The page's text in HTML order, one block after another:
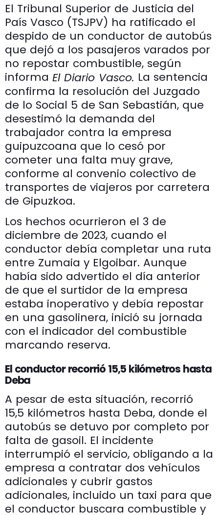
El Tribunal Superior de Justicia del
País Vasco (TSJPV) ha ratificado el
despido de un conductor de autobús
que dejó a los pasajeros varados por
no repostar combustible, según
informa El Diario Vasco. La sentencia
confirma la resolución del Juzgado
de lo Social 5 de San Sebastián, que
desestimó la demanda del
trabajador contra la empresa
guipuzcoana que lo cesó por
cometer una falta muy grave,
conforme al convenio colectivo de
transportes de viajeros por carretera
de Gipuzkoa.
Los hechos ocurrieron el 3 de
diciembre de 2023, cuando el
conductor debía completar una ruta
entre Zumaia y Elgoibar. Aunque
había sido advertido el día anterior
de que el surtidor de la empresa
estaba inoperativo y debía repostar
en una gasolinera, inició su jornada
con el indicador del combustible
marcando reserva.
El conductor recorrió 15,5 kilómetros hasta
Deba
A pesar de esta situación, recorrió
15,5 kilómetros hasta Deba, donde el
autobús se detuvo por completo por
falta de gasoil. El incidente
interrumpió el servicio, obligando a la
empresa a contratar dos vehículos
adicionales y cubrir gastos
adicionales, incluido un taxi para que
el conductor buscara combustible y